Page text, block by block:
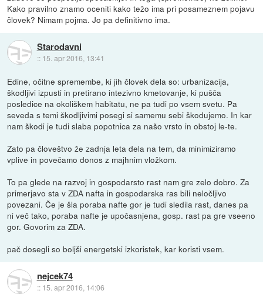
Kako pravilno znamo oceniti kako težo ima pri posameznem pojavu
človek? Nimam pojma. Jo pa definitivno ima.
Starodavni
:: 15. apr 2016, 13:41
Edine, očitne spremembe, ki jih človek dela so: urbanizacija,
škodljivi izpusti in pretirano intezivno kmetovanje, ki pušča
posledice na okoliškem habitatu, ne pa tudi po vsem svetu. Pa
seveda s temi škodljivimi posegi si samemu sebi škodujemo. In kar
nam škodi je tudi slaba popotnica za našo vrsto in obstoj le-te.
Zato pa človeštvo že zadnja leta dela na tem, da minimiziramo
vplive in povečamo donos z majhnim vložkom.
To pa glede na razvoj in gospodarsto rast nam gre zelo dobro. Za
primerjavo sta v ZDA nafta in gospodarska ras bili neločljivo
povezani. Če je šla poraba nafte gor je tudi sledila rast, danes pa
ni več tako, poraba nafte je upočasnjena, gosp. rast pa gre vseeno
gor. Govorim za ZDA.
pač dosegli so boljši energetski izkoristek, kar koristi vsem.
nejcek74
:: 15. apr 2016, 14:06